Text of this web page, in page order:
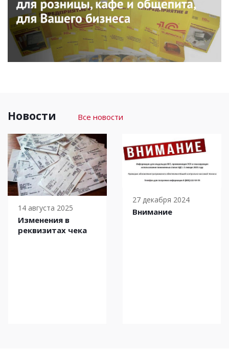
Новости Все новости
14 августа 2025
Изменения в
реквизитах чека
27 декабря 2024
Внимание